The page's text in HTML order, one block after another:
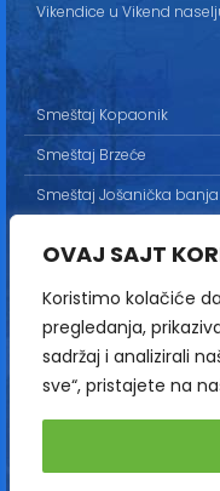
OVAJ SAJT
Koristimo kolačiće
pregledanja,
sadržaj i analizirali
sve“, pristajete na
Vikendice u Vikend
Smeštaj Kopaonik
Smeštaj Brzeće
Smeštaj Jošanička banja
Kontakt
Sva prava